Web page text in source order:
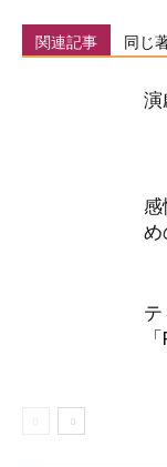
関連記事 同じ
演
感
め